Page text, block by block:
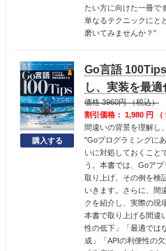
たい方に向けた一冊で
単なるテクニックにと
磨いてみませんか？"
Go言語
し、実装を最適
価格 3960円 （税込）
割引価格： 1,980 円 （
間違いの背景を理解し
"Goプログラミングに
いに対処しておくこと
う。本書では、Goア
取り上げ、その例を検
いきます。さらに、間
クを紹介し、実際の現
本書で取り上げる間違
性の低下」「最適では
成」「APIの利便性の